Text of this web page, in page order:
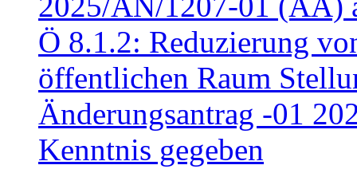
Ö 8.1.2: Reduzierung
öffentlichen Raum
Änderungsantrag -01
Kenntnis gegeben